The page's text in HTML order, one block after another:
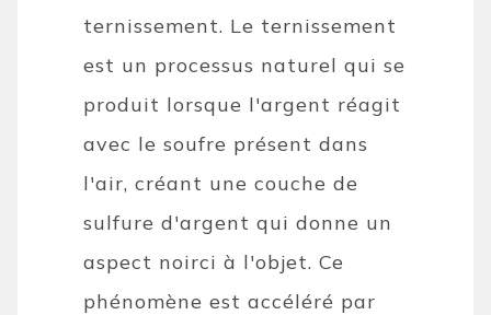
ternissement. Le ternissement
est un processus naturel qui se
produit lorsque l'argent réagit
avec le soufre présent dans
l'air, créant une couche de
sulfure d'argent qui donne un
aspect noirci à l'objet. Ce
phénomène est accéléré par